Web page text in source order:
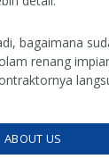
bagaimana
renang
ABOUT US